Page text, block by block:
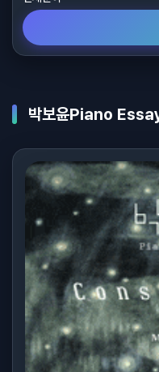
박보윤Piano